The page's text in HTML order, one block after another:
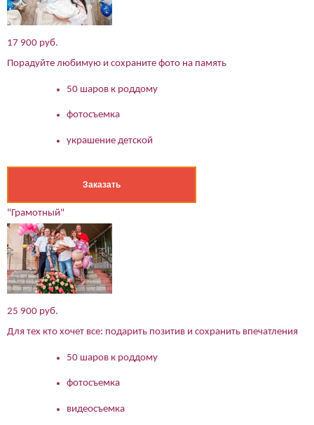
17 900 руб.
Порадуйте любимую и сохраните фото на память
50 шаров к роддому
фотосъемка
украшение детской
Заказать
"Грамотный"
25 900 руб.
Для тех кто хочет все: подарить позитив и сохранить впечатления
50 шаров к роддому
фотосъемка
видеосъемка